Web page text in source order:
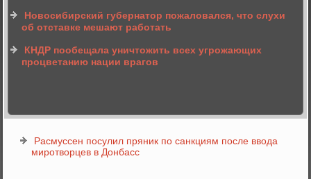
Новосибирский губернатор пожаловался, что слухи
об отставке мешают работать
КНДР пообещала уничтожить всех угрожающих
процветанию нации врагов
Расмуссен посулил пряник по санкциям после ввода
миротворцев в Донбасс